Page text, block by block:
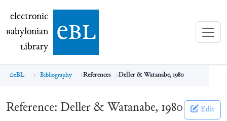
electronic Babylonian Library (eBL)
electronic
Babylonian
Library ebl
eBL Bibliography References Deller & Watanabe, 1980
Reference: Deller & Watanabe, 1980 Edit